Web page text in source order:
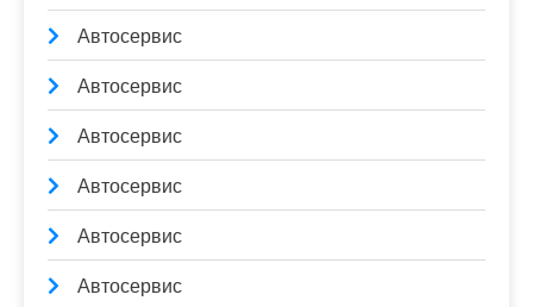
Автосервис
Автосервис
Автосервис
Автосервис
Автосервис
Автосервис